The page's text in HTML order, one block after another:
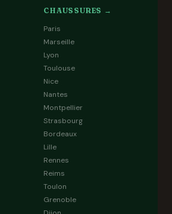
CHAUSSURES →
Paris
Marseille
Lyon
Toulouse
Nice
Nantes
Montpellier
Strasbourg
Bordeaux
Lille
Rennes
Reims
Toulon
Grenoble